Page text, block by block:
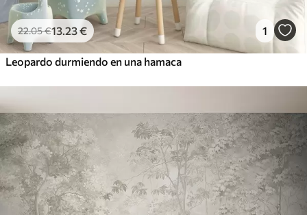
22.05€13 .23€ 1
Leopardo durmiendo en una hamaca